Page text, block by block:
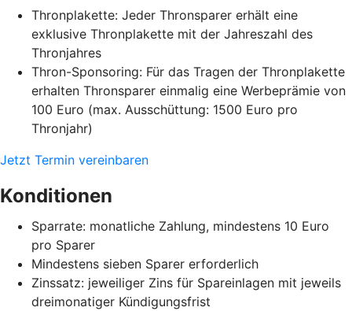
Thronplakette: Jeder Thronsparer erhält eine
exklusive Thronplakette mit der Jahreszahl des
Thronjahres
Thron-Sponsoring: Für das Tragen der Thronplakette
erhalten Thronsparer einmalig eine Werbeprämie von
100 Euro (max. Ausschüttung: 1500 Euro pro
Thronjahr)
Jetzt Termin vereinbaren
Konditionen
Sparrate: monatliche Zahlung, mindestens 10 Euro
pro Sparer
Mindestens sieben Sparer erforderlich
Zinssatz: jeweiliger Zins für Spareinlagen mit jeweils
dreimonatiger Kündigungsfrist